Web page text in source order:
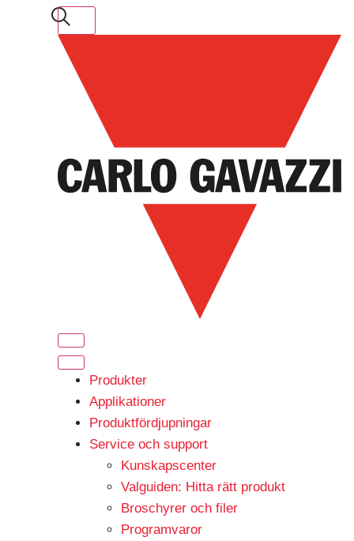
Produkter
Applikationer
Produktfördjupningar
Service och support
Kunskapscenter
Valguiden: Hitta rätt produkt
Broschyrer och filer
Programvaror